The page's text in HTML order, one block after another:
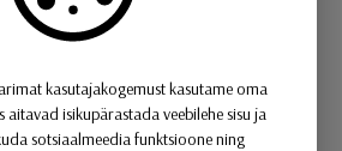
kasutajakogemust kasutame oma
aitavad isikupärastada veebilehe sisu ja
sotsiaalmeedia funktsioone ning